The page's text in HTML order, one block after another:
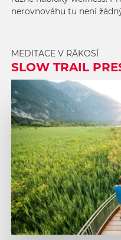
nerovnováhu tu není
MEDITACE V RÁKOSÍ
SLOW TRAIL